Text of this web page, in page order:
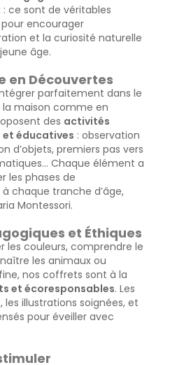
ce sont de véritables
encourager
et la curiosité naturelle
âge.
en Découvertes
parfaitement dans le
maison comme en
des activités
et éducatives : observation
d’objets, premiers pas vers
Chaque élément a
les phases de
chaque tranche d’âge,
Montessori.
et Éthiques
les couleurs, comprendre le
les animaux ou
nos coffrets sont à la
et écoresponsables. Les
illustrations soignées, et
pour éveiller avec